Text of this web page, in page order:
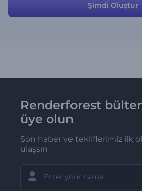
Şi̇mdi̇ Oluştur
Renderforest
üye olun
Son haber ve tekliflerimiz ilk
ulaşsın